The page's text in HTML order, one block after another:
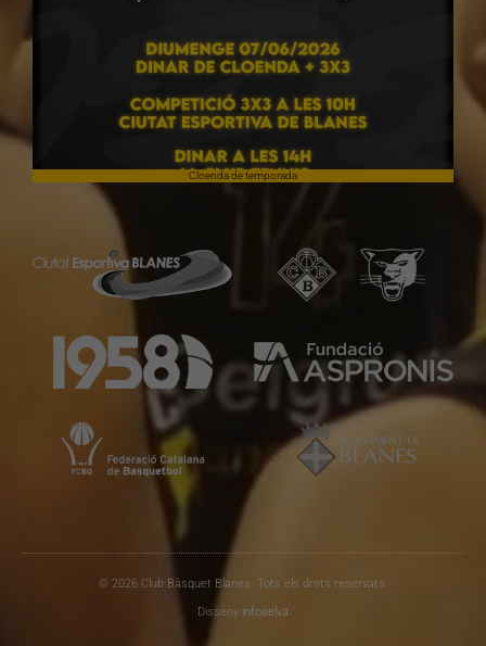
Cloenda de temporada
© 2026 Club Bàsquet Blanes. Tots els drets reservats.
Disseny infoselva